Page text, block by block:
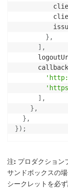
} ,
] ,
] ,
} ,
} ,
}) ;
注: プロダクション
サンドボックスの
シークレットを必